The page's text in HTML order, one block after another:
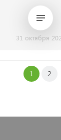
31 октября
1 2